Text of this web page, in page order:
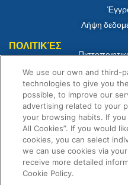
Λήψη
ΠΟΛΙΤΙΚΈΣ
Πολιτική
Όροι και
We use our own and third-
technologies to give you
possible, to improve our
advertising related to your
your browsing habits. If you
All Cookies”. If you would
cookies, you can select
we can use cookies via
receive more detailed
Cookie Policy.